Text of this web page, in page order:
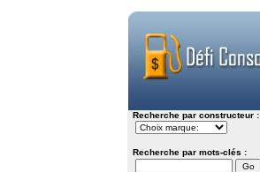
Recherche par constructeur :
Recherche par mots-clés :